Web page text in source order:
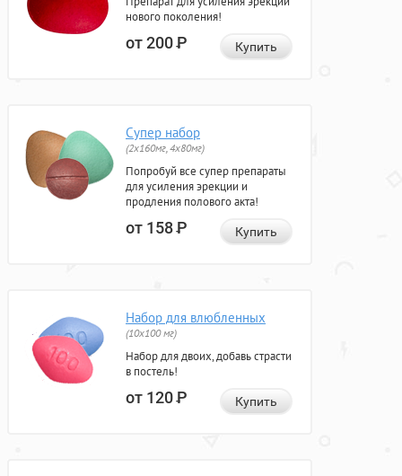
нового поколения!
от 200Р Купить
Супер набор
(2х160мг, 4х80мг)
Попробуй все супер препараты
для усиления эрекции и
продления полового акта!
от 158Р Купить
Набор для влюбленных
(10х100 мг)
Набор для двоих, добавь страсти
в постель!
от 120Р Купить